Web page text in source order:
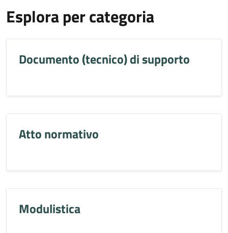
Esplora per categoria
Documento (tecnico) di supporto
Atto normativo
Modulistica